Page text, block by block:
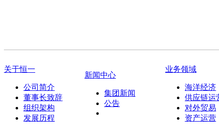
关于恒一
公司简介
董事长致辞
组织架构
发展历程
新闻中心
集团新闻
公告
业务领域
海洋经济
供应链运
对外贸易
资产运营